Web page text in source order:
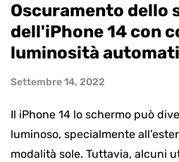
Oscuramento dello
dell'iPhone 14 con
luminosità
Settembre 14, 2022
Il iPhone 14 lo schermo può
luminoso, specialmente
modalità sole. Tuttavia, alcuni